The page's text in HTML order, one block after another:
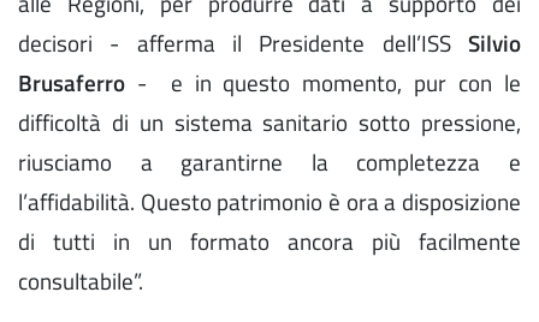
decisori - afferma il Presidente dell’ISS Silvio
Brusaferro - e in questo momento, pur con le
difficoltà di un sistema sanitario sotto pressione,
riusciamo a garantirne la completezza e
l’affidabilità. Questo patrimonio è ora a disposizione
di tutti in un formato ancora più facilmente
consultabile”.